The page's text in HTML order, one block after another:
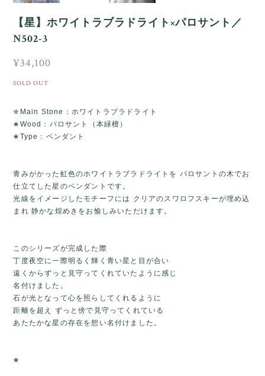
【星】ホワイトラブラドライト×パロサント／
N502-3
¥34,100
SOLD OUT
✯Main Stone：ホワイトラブラドライト
✬Wood：パロサント（本緑檀）
✬Type：ペンダント
青みがかった虹色のホワイトラブラドライトを パロサントの木でお
仕立てした星のペンダントです。
光線をイメージしたモチーフには クリアのスワロフスキーが埋め込
まれ 静かな煌めきをお愉しみいただけます。
このシリーズが完成した際
丁度夜空に一際明るく輝く青い星と目が合い
遠くからずっと見守ってくれていたように感じ
名付けました。
石が光となって心を照らしてくれるように
距離を超え ずっと傍で見守ってくれている
あたたかな星の存在を想い名付けました。
✬